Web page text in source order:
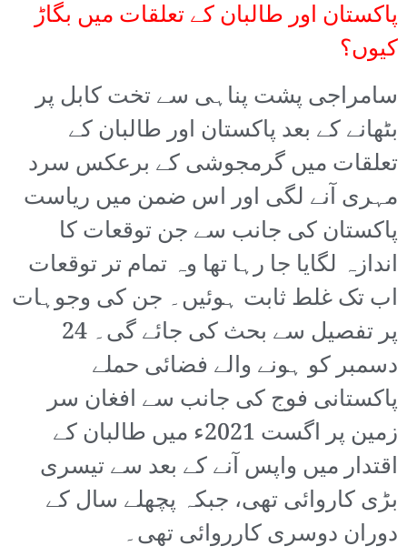
پاکستان اور طالبان کے تعلقات میں بگاڑ
کیوں؟
سامراجی پشت پناہی سے تخت کابل پر
بٹھانے کے بعد پاکستان اور طالبان کے
تعلقات میں گرمجوشی کے برعکس سرد
مہری آنے لگی اور اس ضمن میں ریاست
پاکستان کی جانب سے جن توقعات کا
اندازہ لگایا جا رہا تھا وہ تمام تر توقعات
اب تک غلط ثابت ہوئیں۔ جن کی وجوہات
پر تفصیل سے بحث کی جائے گی۔ 24
دسمبر کو ہونے والے فضائی حملے
پاکستانی فوج کی جانب سے افغان سر
زمین پر اگست 2021ء میں طالبان کے
اقتدار میں واپس آنے کے بعد سے تیسری
بڑی کاروائی تھی، جبکہ پچھلے سال کے
دوران دوسری کارروائی تھی۔